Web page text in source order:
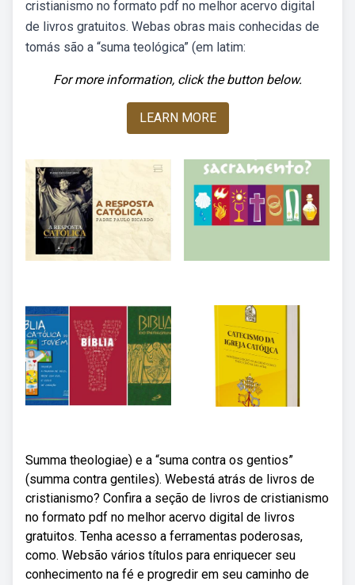
cristianismo no formato pdf no melhor acervo digital
de livros gratuitos. Webas obras mais conhecidas de
tomás são a “suma teológica” (em latim:
For more information, click the button below.
LEARN MORE
Summa theologiae) e a “suma contra os gentios”
(summa contra gentiles). Webestá atrás de livros de
cristianismo? Confira a seção de livros de cristianismo
no formato pdf no melhor acervo digital de livros
gratuitos. Tenha acesso a ferramentas poderosas,
como. Websão vários títulos para enriquecer seu
conhecimento na fé e progredir em seu caminho de